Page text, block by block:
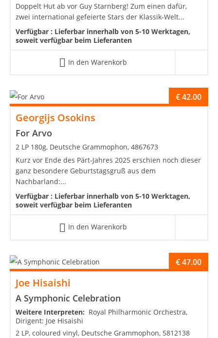
Doppelt Hut ab vor Guy Starnberg! Zum einen dafür,
zwei international gefeierte Stars der Klassik-Welt...
Verfügbar : Lieferbar innerhalb von 5-10 Werktagen,
soweit verfügbar beim Lieferanten
In den Warenkorb
Georgijs Osokins
For Arvo
€42.00
2 LP 180g, Deutsche Grammophon, 4867673
Kurz vor Ende des Pärt-Jahres 2025 erschien noch dieser
ganz besondere Geburtstagsgruß aus dem
Nachbarland:...
Verfügbar : Lieferbar innerhalb von 5-10 Werktagen,
soweit verfügbar beim Lieferanten
In den Warenkorb
Joe Hisaishi
A Symphonic Celebration
€47.00
Weitere Interpreten: Royal Philharmonic Orchestra,
Dirigent: Joe Hisaishi
2 LP, coloured vinyl, Deutsche Grammophon, 5812138